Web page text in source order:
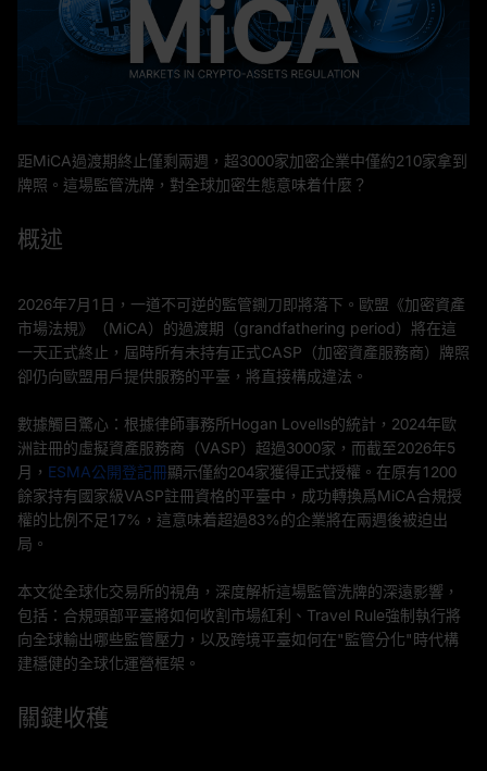
距MiCA過渡期終止僅剩兩週，超3000家加密企業中僅約210家拿到
牌照。這場監管洗牌，對全球加密生態意味着什麼？
概述
2026年7月1日，一道不可逆的監管鍘刀即將落下。歐盟《加密資產
市場法規》（MiCA）的過渡期（grandfathering period）將在這
一天正式終止，屆時所有未持有正式CASP（加密資產服務商）牌照
卻仍向歐盟用戶提供服務的平臺，將直接構成違法。
數據觸目驚心：根據律師事務所Hogan Lovells的統計，2024年歐
洲註冊的虛擬資產服務商（VASP）超過3000家，而截至2026年5
月， ESMA公開登記冊顯示僅約204家獲得正式授權。在原有1200
餘家持有國家級VASP註冊資格的平臺中，成功轉換爲MiCA合規授
權的比例不足17%，這意味着超過83%的企業將在兩週後被迫出
局。
本文從全球化交易所的視角，深度解析這場監管洗牌的深遠影響，
包括：合規頭部平臺將如何收割市場紅利、Travel Rule強制執行將
向全球輸出哪些監管壓力，以及跨境平臺如何在"監管分化"時代構
建穩健的全球化運營框架。
關鍵收穫